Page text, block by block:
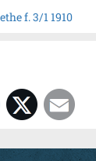
f. 3/1 1910